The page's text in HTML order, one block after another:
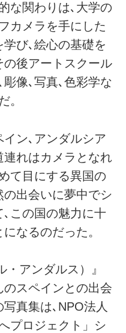
な関わりは､大学の
カメラを手にした
び､絵心の基礎を
後アートスクール
像､写真､色彩学な
。
ン､アンダルシア
れはカメラとなれ
て目にする異国の
出会いに夢中でシ
､この国の魅力に十
なるのだった。
アンダルス）』
のスペインとの出会
真集は､NPO法人
プロジェクト」シ